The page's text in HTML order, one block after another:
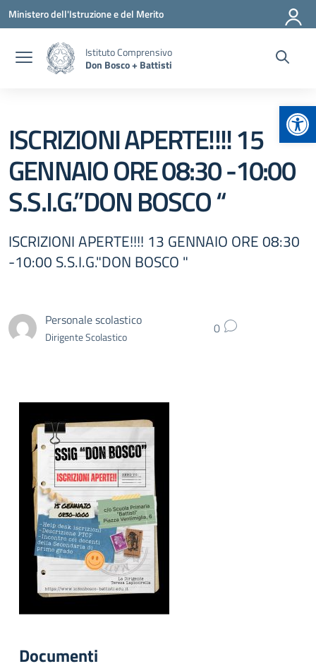
Vai ai contenuti
Vai al menu di navigazione
Vai al footer
Ministero dell'Istruzione e del Merito
Istituto Comprensivo
Don Bosco + Battisti
ISCRIZIONI APERTE!!!! 15
GENNAIO ORE 08:30 -10:00
S.S.I.G.”DON BOSCO “
ISCRIZIONI APERTE!!!! 13 GENNAIO ORE 08:30
-10:00 S.S.I.G."DON BOSCO "
Personale scolastico
Dirigente Scolastico 0
Documenti